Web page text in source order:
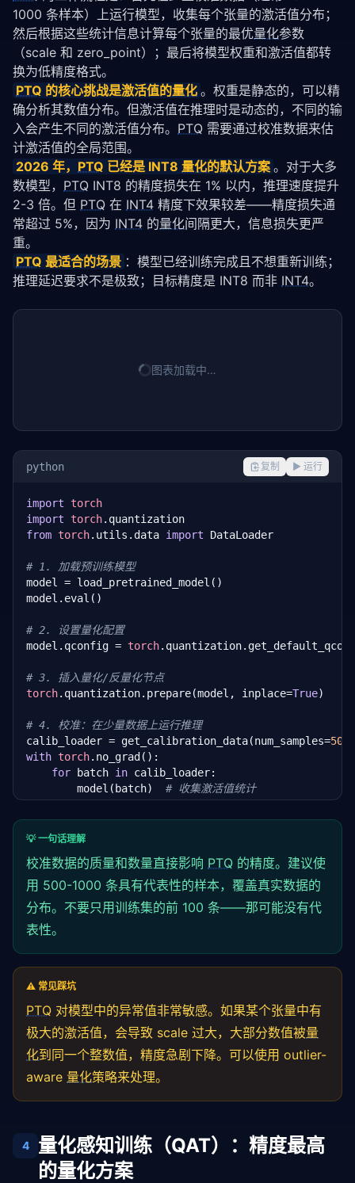
1000 条样本）上运行模型，收集每个张量的激活值分布；
然后根据这些统计信息计算每个张量的最优量化参数
（scale 和 zero_point）；最后将模型权重和激活值都转
换为低精度格式。
PTQ 的核心挑战是激活值的量化 。权重是静态的，可以精
确分析其数值分布。但激活值在推理时是动态的，不同的输
入会产生不同的激活值分布。 PTQ 需要通过校准数据来估
计激活值的全局范围。
2026 年， PTQ 已经是 INT8 量化的默认方案 。对于大多
数模型， PTQ INT8 的精度损失在 1% 以内，推理速度提升
2-3 倍。但 PTQ 在 INT4 精度下效果较差——精度损失通
常超过 5%，因为 INT4 的量化间隔更大，信息损失更严
重。
PTQ 最适合的场景 ：模型已经训练完成且不想重新训练；
推理延迟要求不是极致；目标精度是 INT8 而非 INT4。
图表加载中…
python 复制 ▶ 运行
import torch
import torch
from torch.utils.data import DataLoader
# 1. 加载预训练模型
model = load_pretrained_model()
model.eval()
# 2. 设置量化配置
model.qconfig = torch
# 3. 插入量化/反量化节点
torch.quantization.prepare(model, inplace=True)
# 4. 校准：在少量数据上运行推理
calib_loader = get_calibration_data(num_samples=500
with torch.no_grad():
for batch in calib_loader:
        model(batch)
# 收集激活值统计
# 5. 转换：将模型转换为量化格式
torch.quantization.convert(model, inplace=
# 6. 验证精度
accuracy = evaluate(model, test_loader)
print( f"PTQ INT8 精度: {accuracy:.4f}")
# 7. 保存量化模型
💡 一句话理解
校准数据的质量和数量直接影响 PTQ 的精度。建议使
用 500-1000 条具有代表性的样本，覆盖真实数据的
分布。不要只用训练集的前 100 条——那可能没有代
表性。
⚠️ 常见踩坑
PTQ 对模型中的异常值非常敏感。如果某个张量中有
极大的激活值，会导致 scale 过大，大部分数值被量
化到同一个整数值，精度急剧下降。可以使用 outlier-
aware 量化策略来处理。
4
量化感知训练（QAT）：精度最高
的量化方案